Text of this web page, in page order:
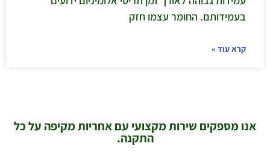
בעמידותם. החומר עצמו חזק
קרא עוד »
אנו מספקים שירות מקצועי עם אחריות מקיפה על כל
התקנה.